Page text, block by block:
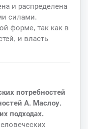
и распределена
силами.
форме, так как в
и власть
потребностей
А. Маслоу.
подходах.